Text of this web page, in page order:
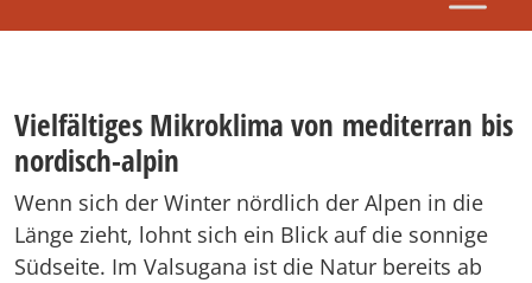
Vielfältiges Mikroklima von mediterran bis
nordisch-alpin
Wenn sich der Winter nördlich der Alpen in die
Länge zieht, lohnt sich ein Blick auf die sonnige
Südseite. Im Valsugana ist die Natur bereits ab